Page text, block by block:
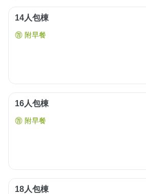
14人包棟
附早餐
16人包棟
附早餐
18人包棟